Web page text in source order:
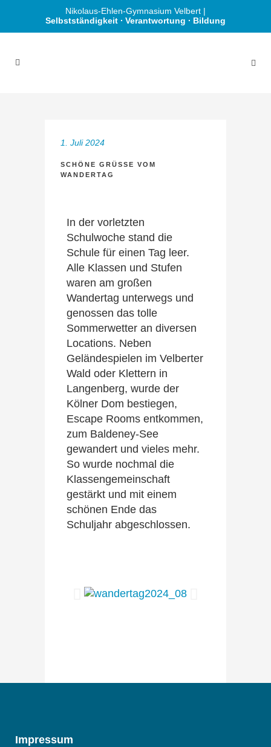
Nikolaus-Ehlen-Gymnasium Velbert |
Selbstständigkeit ∙ Verantwortung ∙ Bildung
1. Juli 2024
SCHÖNE GRÜSSE VOM W
ANDERTAG
In der vorletzten
Schulwoche stand die
Schule für einen Tag leer.
Alle Klassen und Stufen
waren am großen
Wandertag unterwegs und
genossen das tolle
Sommerwetter an diversen
Locations. Neben
Geländespielen im Velberter
Wald oder Klettern in
Langenberg, wurde der
Kölner Dom bestiegen,
Escape Rooms entkommen,
zum Baldeney-See
gewandert und vieles mehr.
So wurde nochmal die
Klassengemeinschaft
gestärkt und mit einem
schönen Ende das
Schuljahr abgeschlossen.
Impressum